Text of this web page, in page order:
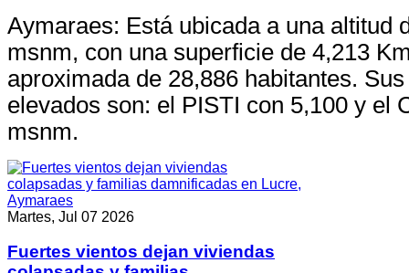
Aymaraes: Está ubicada a una altitud
msnm, con una superficie de 4,213
aproximada de 28,886 habitantes.
elevados son: el PISTI con 5,100 y el
msnm.
Martes, Jul 07 2026
Fuertes vientos dejan viviendas